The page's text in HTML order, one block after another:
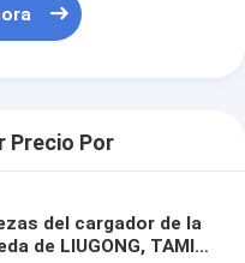
Precio Por
del cargador de la
de LIUGONG, TAMIZ